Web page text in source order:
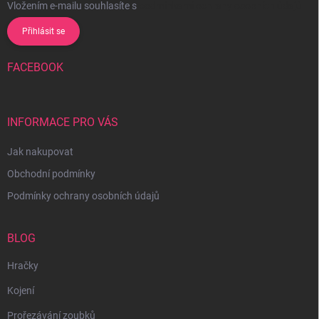
Vložením e-mailu souhlasíte s
Přihlásit se
FACEBOOK
INFORMACE PRO VÁS
Jak nakupovat
Obchodní podmínky
Podmínky ochrany osobních údajů
BLOG
Hračky
Kojení
Prořezávání zoubků